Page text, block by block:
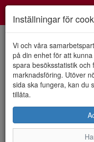
Skor
Skor för alla tillfällen
modeller med antistress
Inställningar för
Vi och våra
på din enhet för att
spara besöksstatistik
marknadsföring. Utöver
sida ska fungera, kan du
tillåta.